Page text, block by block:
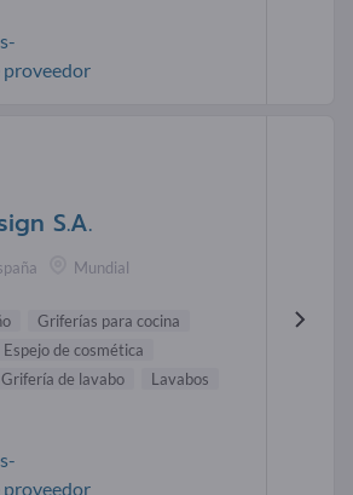
proveedor
S.A.
Mundial
Griferías para cocina
Espejo de cosmética
Grifería de lavabo
Lavabos
proveedor